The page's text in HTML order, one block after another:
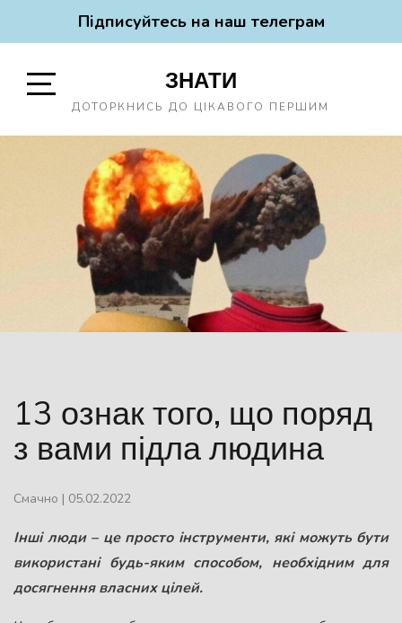
Підписуйтесь на наш телеграм
Sidebar
ЗНАТИ
ДОТОРКНИСЬ ДО ЦІКАВОГО ПЕРШИМ
13 ознак того, що поряд
з вами підла людина
Смачно | 05.02.2022
Інші люди – це просто інструменти, які можуть бути
використані будь-яким способом, необхідним для
досягнення власних цілей.